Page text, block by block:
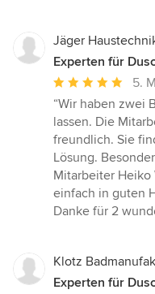
Jäger
Experten für
Durchschnittliche
Bewertung:
5
von
5
Sternen
5.
“Wir haben zwei
lassen. Die
freundlich. Sie
Lösung.
Mitarbeiter Heiko
einfach in guten
Danke für 2
Klotz
Experten für